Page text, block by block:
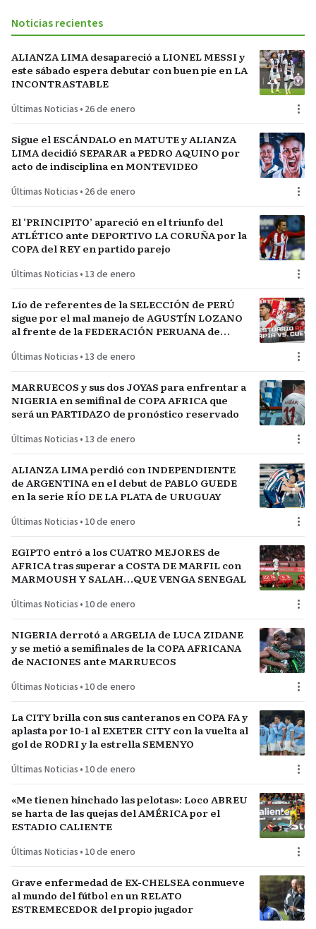
Noticias recientes
ALIANZA LIMA desapareció a LIONEL MESSI y
este sábado espera debutar con buen pie en LA
INCONTRASTABLE
Últimas Noticias • 26 de enero
Sigue el ESCÁNDALO en MATUTE y ALIANZA
LIMA decidió SEPARAR a PEDRO AQUINO por
acto de indisciplina en MONTEVIDEO
Últimas Noticias • 26 de enero
El ‘PRINCIPITO’ apareció en el triunfo del
ATLÉTICO ante DEPORTIVO LA CORUÑA por la
COPA del REY en partido parejo
Últimas Noticias • 13 de enero
Lío de referentes de la SELECCIÓN de PERÚ
sigue por el mal manejo de AGUSTÍN LOZANO
al frente de la FEDERACIÓN PERUANA de
Últimas Noticias • 13 de enero
MARRUECOS y sus dos JOYAS para enfrentar a
NIGERIA en semifinal de COPA AFRICA que
será un PARTIDAZO de pronóstico reservado
Últimas Noticias • 13 de enero
ALIANZA LIMA perdió con INDEPENDIENTE
de ARGENTINA en el debut de PABLO GUEDE
en la serie RÍO DE LA PLATA de URUGUAY
Últimas Noticias • 10 de enero
EGIPTO entró a los CUATRO MEJORES de
AFRICA tras superar a COSTA DE MARFIL con
MARMOUSH Y SALAH…QUE VENGA SENEGAL
Últimas Noticias • 10 de enero
NIGERIA derrotó a ARGELIA de LUCA ZIDANE
y se metió a semifinales de la COPA AFRICANA
de NACIONES ante MARRUECOS
Últimas Noticias • 10 de enero
La CITY brilla con sus canteranos en COPA FA y
aplasta por 10-1 al EXETER CITY con la vuelta al
gol de RODRI y la estrella SEMENYO
Últimas Noticias • 10 de enero
«Me tienen hinchado las pelotas»: Loco ABREU
se harta de las quejas del AMÉRICA por el
ESTADIO CALIENTE
Últimas Noticias • 10 de enero
Grave enfermedad de EX-CHELSEA conmueve
al mundo del fútbol en un RELATO
ESTREMECEDOR del propio jugador